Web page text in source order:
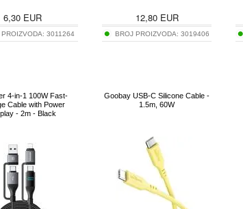
6,30 EUR
PROIZVODA:3011264
12,80EUR
BROJ PROIZVODA: 3019406
4-in-1 100W Fast-
Cable with Power
- 2m - Black
Goobay USB-C Silicone Cable -
1.5m, 60W